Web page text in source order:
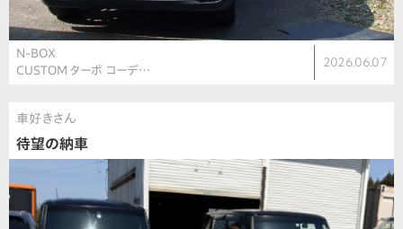
N-BOX
CUSTOM ターボ コーデ…
2026.06.07
車好きさん
待望の納車